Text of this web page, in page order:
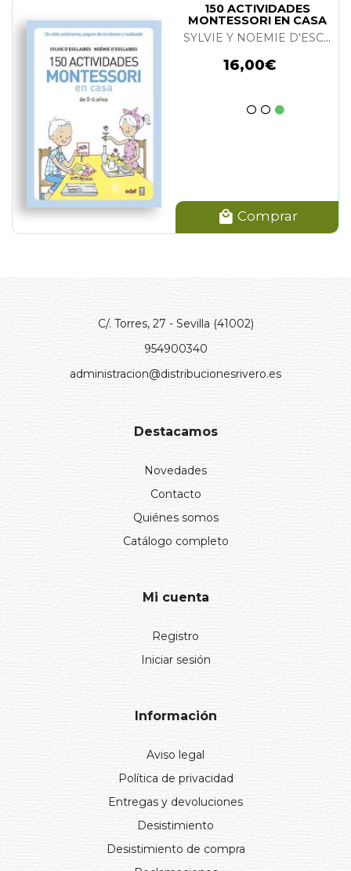
150 ACTIVIDADES
MONTESSORI EN CASA
SYLVIE Y NOEMIE D'ESCLAIBES
16,00€
Comprar
C/. Torres, 27 - Sevilla (41002)
954900340
administracion@distribucionesrivero.es
Destacamos
Novedades
Contacto
Quiénes somos
Catálogo completo
Mi cuenta
Registro
Iniciar sesión
Información
Aviso legal
Política de privacidad
Entregas y devoluciones
Desistimiento
Desistimiento de compra